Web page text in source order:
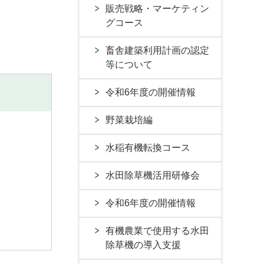
販売戦略・マーケティン
グコース
畜舎建築利用計画の認定
等について
令和6年度の開催情報
野菜栽培編
水稲有機転換コース
水田除草機活用研修会
令和6年度の開催情報
有機農業で使用する水田
除草機の導入支援